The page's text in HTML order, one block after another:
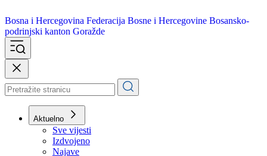
Bosna i Hercegovina
podrinjski kanton Goražde
Aktuelno